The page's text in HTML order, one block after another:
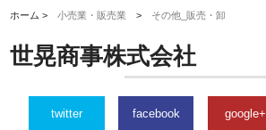
ホーム >小売業・販売業 > その他_販売・卸
世晃商事株式会社
twitter facebook google+